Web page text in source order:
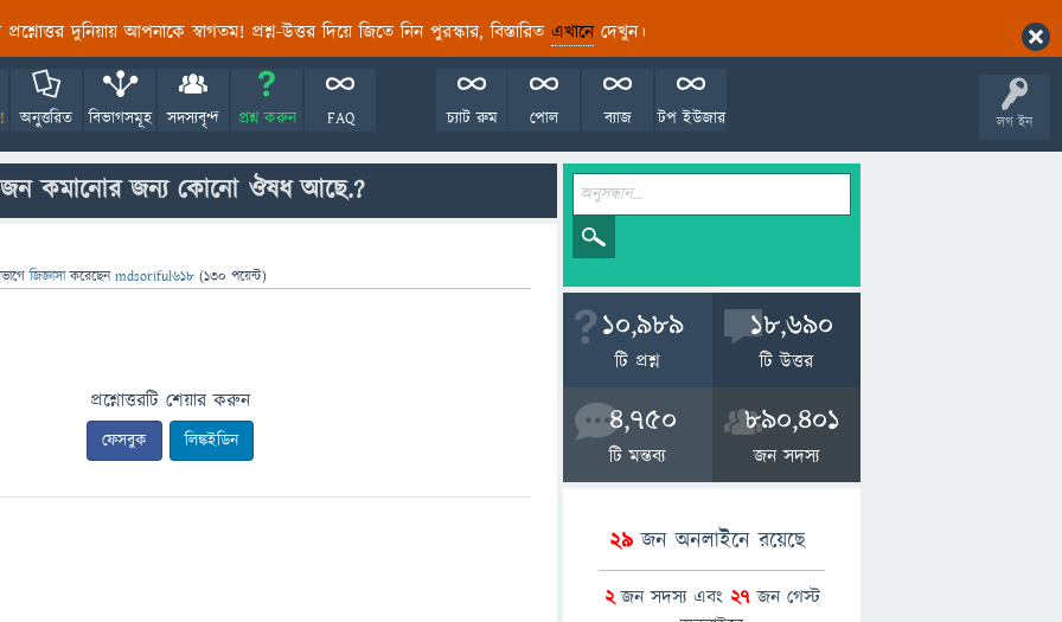
প্রশ্নোত্তর দুনিয়ায় আপনাকে স্বাগতম! প্রশ্ন-উত্তর দিয়ে জিতে নিন পুরস্কার, বিস্তারিত এখানেদেখুন।
লগ ইন
অনুত্তরিত বিভাগসমূহ সদস্যবৃন্দ প্রশ্ন করুন FAQ টপ ইউজার
ব্যাজ
পোল
চ্যাট রুম
কমানোর জন্য কোনো ঔষধ আছে.?
জিজ্ঞাসাকরেছেনmdsoriful618 (130 পয়েন্ট)
প্রশ্নোত্তরটি শেয়ার করুন
ফেসবুক লিঙ্কইডিন
10,989
টি প্রশ্ন
18,690
টি উত্তর
4,750
টি মন্তব্য
890,401
জন সদস্য
29জন অনলাইনে রয়েছে
2জন সদস্য এবং 27জন গেস্ট